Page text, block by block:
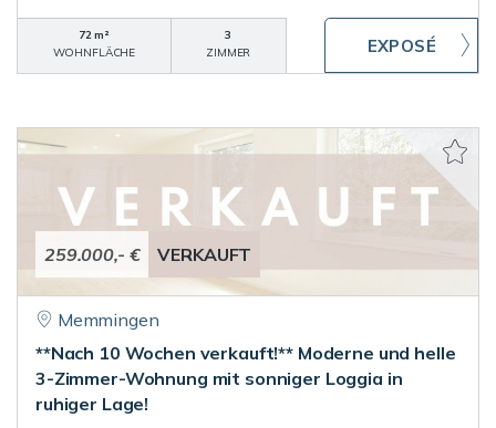
72 m²
WOHNFLÄCHE
3
ZIMMER
259.000,- € VERKAUFT
Memmingen
**Nach 10 Wochen verkauft!** Moderne und helle
3-Zimmer-Wohnung mit sonniger Loggia in
ruhiger Lage!